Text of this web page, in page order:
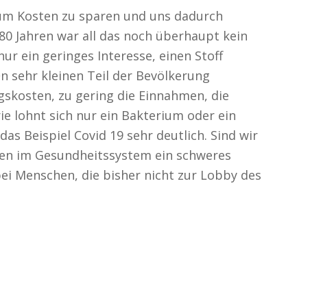
Kosten zu sparen und uns dadurch
Jahren war all das noch überhaupt kein
ein geringes Interesse, einen Stoff
sehr kleinen Teil der Bevölkerung
zu gering die Einnahmen, die
lohnt sich nur ein Bakterium oder ein
Beispiel Covid 19 sehr deutlich. Sind wir
im Gesundheitssystem ein schweres
Menschen, die bisher nicht zur Lobby des